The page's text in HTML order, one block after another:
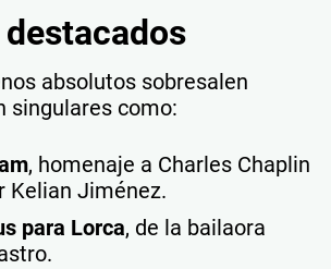
absolutos sobresalen
singulares como:
, homenaje a Charles Chaplin
Kelian Jiménez.
para Lorca, de la bailaora